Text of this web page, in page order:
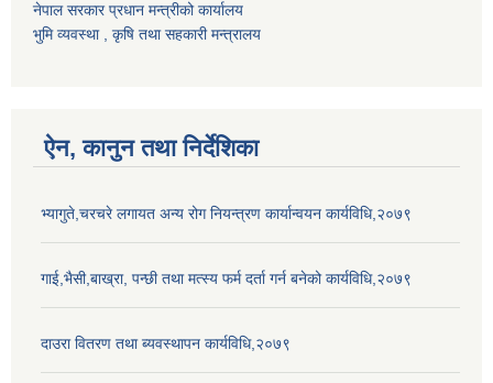
नेपाल सरकार प्रधान मन्त्रीको कार्यालय
भुमि व्यवस्था , कृषि तथा सहकारी मन्त्रालय
ऐन, कानुन तथा निर्देशिका
भ्यागुते,चरचरे लगायत अन्य रोग नियन्त्रण कार्यान्वयन कार्यविधि,२०७९
गाई,भैसी,बाख्रा, पन्छी तथा मत्स्य फर्म दर्ता गर्न बनेको कार्यविधि,२०७९
दाउरा वितरण तथा ब्यवस्थापन कार्यविधि,२०७९